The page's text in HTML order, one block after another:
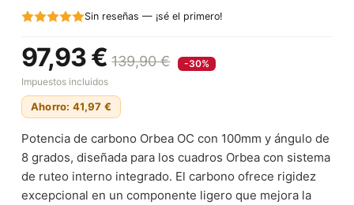
Sin reseñas — ¡sé el primero!
97,93 € 139,90 €
-30%
Impuestos incluidos
Ahorro: 41,97 €
Potencia de carbono Orbea OC con 100mm y ángulo de
8 grados, diseñada para los cuadros Orbea con sistema
de ruteo interno integrado. El carbono ofrece rigidez
excepcional en un componente ligero que mejora la